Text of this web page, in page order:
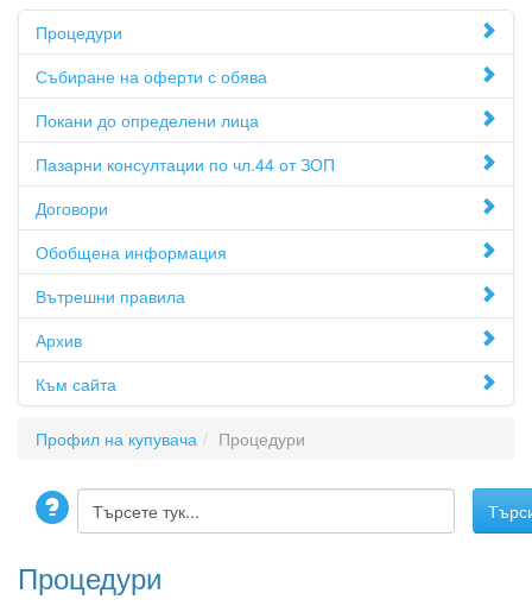
Процедури
Събиране на оферти с обява
Покани до определени лица
Пазарни консултации по чл.44 от ЗОП
Договори
Обобщена информация
Вътрешни правила
Архив
Към сайта
Профил на купувача Процедури
Процедури